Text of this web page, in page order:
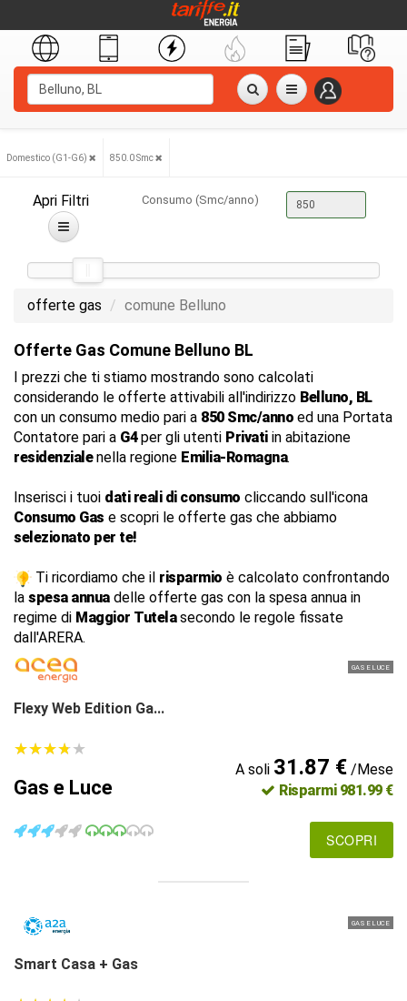
Domestico (G1-G6) 850.0 Smc
Apri Filtri Consumo (Smc/anno)
offerte gas comune Belluno
Offerte Gas Comune Belluno BL
I prezzi che ti stiamo mostrando sono calcolati
considerando le offerte attivabili all'indirizzo Belluno, BL
con un consumo medio pari a 850 Smc/anno ed una Portata
Contatore pari a G4per gli utenti Privatiin abitazione
residenzialenella regione Emilia-Romagna.
Inserisci i tuoi dati reali di consumo cliccando sull'icona
Consumo Gas e scopri le offerte gas che abbiamo
selezionato per te!
Ti ricordiamo che il risparmio è calcolato confrontando
la spesa annuadelle offerte gas con la spesa annua in
regime di Maggior Tutelasecondo le regole fissate
dall'ARERA.
GAS E LUCE
Flexy Web Edition Ga...
★★★★★
★★★★★
Gas e Luce
A soli 31.87 €/Mese
Risparmi 981.99 €
SCOPRI
GAS E LUCE
Smart Casa + Gas